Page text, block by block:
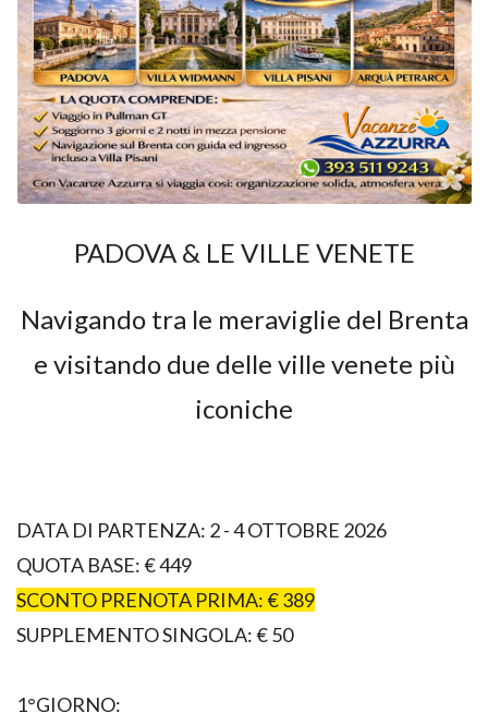
PADOVA & LE VILLE VENETE
Navigando tra le meraviglie del Brenta
e visitando due delle ville venete più
iconiche
DATA DI PARTENZA: 2 - 4 OTTOBRE 2026
QUOTA BASE: € 449
SCONTO PRENOTA PRIMA: € 389
SUPPLEMENTO SINGOLA: € 50
1°GIORNO: